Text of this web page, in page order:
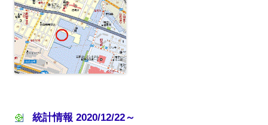
統計情報 2020/12/22～